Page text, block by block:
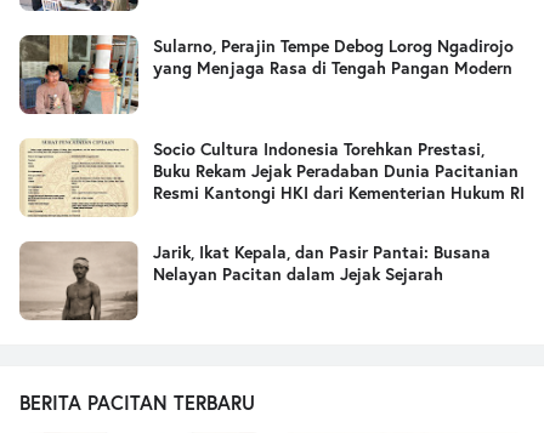
Sularno, Perajin Tempe Debog Lorog Ngadirojo
yang Menjaga Rasa di Tengah Pangan Modern
Socio Cultura Indonesia Torehkan Prestasi,
Buku Rekam Jejak Peradaban Dunia Pacitanian
Resmi Kantongi HKI dari Kementerian Hukum RI
Jarik, Ikat Kepala, dan Pasir Pantai: Busana
Nelayan Pacitan dalam Jejak Sejarah
BERITA PACITAN TERBARU